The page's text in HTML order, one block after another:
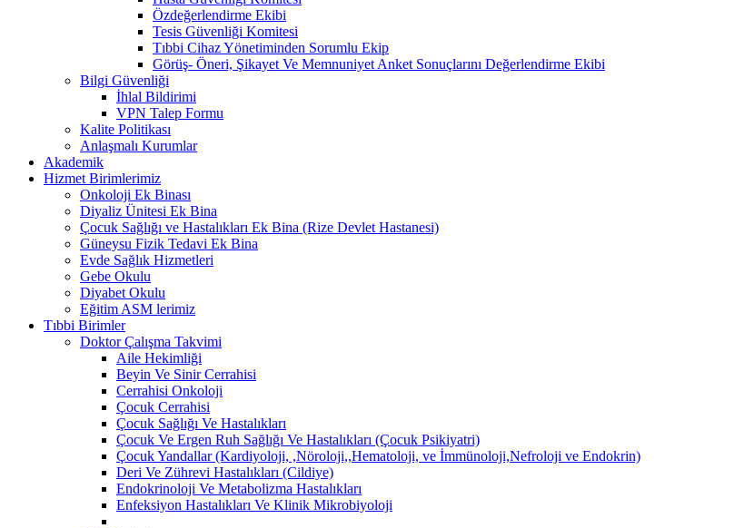
Özdeğerlendirme Ekibi
Tesis Güvenliği Komitesi
Tıbbi Cihaz Yönetiminden Sorumlu Ekip
Görüş- Öneri, Şikayet Ve Memnuniyet Anket Sonuçlarını Değerlendirme Ekibi
Bilgi Güvenliği
İhlal Bildirimi
VPN Talep Formu
Kalite Politikası
Anlaşmalı Kurumlar
Akademik
Hizmet Birimlerimiz
Onkoloji Ek Binası
Diyaliz Ünitesi Ek Bina
Çocuk Sağlığı ve Hastalıkları Ek Bina (Rize Devlet Hastanesi)
Güneysu Fizik Tedavi Ek Bina
Evde Sağlık Hizmetleri
Gebe Okulu
Diyabet Okulu
Eğitim ASM lerimiz
Tıbbi Birimler
Doktor Çalışma Takvimi
Aile Hekimliği
Beyin Ve Sinir Cerrahisi
Cerrahisi Onkoloji
Çocuk Cerrahisi
Çocuk Sağlığı Ve Hastalıkları
Çocuk Ve Ergen Ruh Sağlığı Ve Hastalıkları (Çocuk Psikiyatri)
Çocuk Yandallar (Kardiyoloji, ,Nöroloji,,Hematoloji, ve İmmünoloji,Nefroloji ve Endokrin)
Deri Ve Zührevi Hastalıkları (Cildiye)
Endokrinoloji Ve Metabolizma Hastalıkları
Enfeksiyon Hastalıkları Ve Klinik Mikrobiyoloji